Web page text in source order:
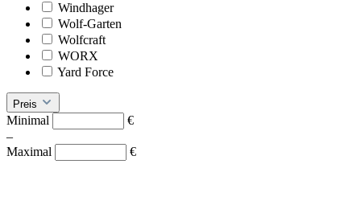
Windhager
Wolf-Garten
Wolfcraft
WORX
Yard Force
Preis
Minimal
€
–
Maximal
€